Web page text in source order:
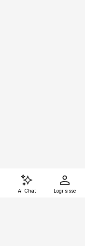
AI Chat Logi sisse